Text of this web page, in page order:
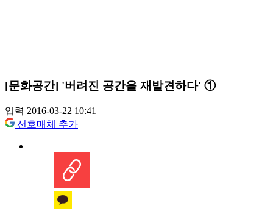
[문화공간] '버려진 공간을 재발견하다' ①
입력 2016-03-22 10:41
선호매체 추가